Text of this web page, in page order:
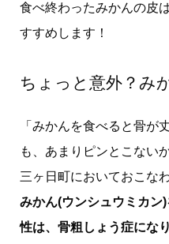
食べ終わったみかんの皮
すすめします！
ちょっと意外？み
「みかんを食べると骨が
も、あまりピンとこない
三ヶ日町においておこな
みかん(ウンシュウミカン
性は、骨粗しょう症にな